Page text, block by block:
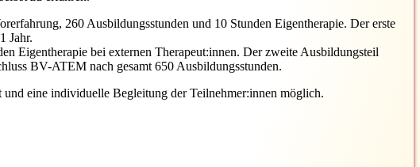
260 Ausbildungsstunden und 10 Stunden Eigentherapie. Der erste
Jahr.
Eigentherapie bei externen Therapeut:innen. Der zweite Ausbildungsteil
BV-ATEM nach gesamt 650 Ausbildungsstunden.
eine individuelle Begleitung der Teilnehmer:innen möglich.